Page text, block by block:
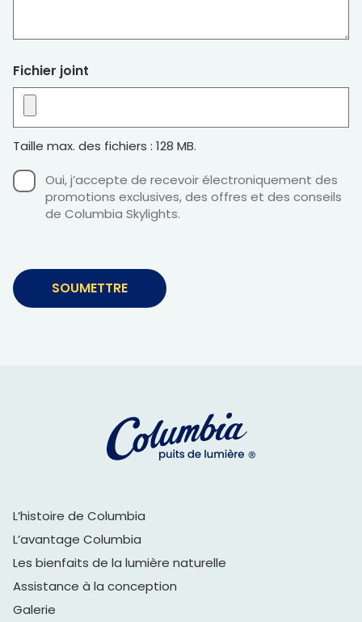
Fichier joint
Taille max. des fichiers : 128 MB.
ConsensOui, j’accepte de recevoir électroniquement des
promotions exclusives, des offres et des conseils
de Columbia Skylights.
L’histoire de Columbia
L’avantage Columbia
Les bienfaits de la lumière naturelle
Assistance à la conception
Galerie